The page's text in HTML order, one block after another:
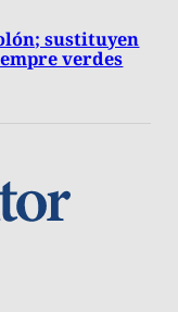
sustituyen
verdes